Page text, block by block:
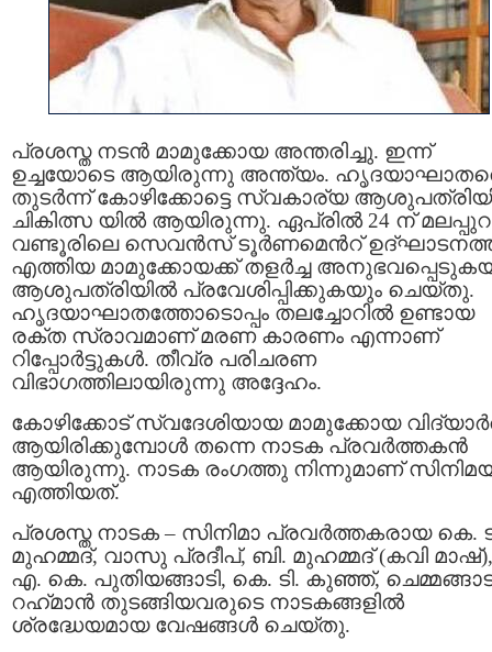
പ്രശസ്ത നടൻ മാമുക്കോയ അന്തരിച്ചു. ഇന്ന്
ഉച്ചയോടെ ആയിരുന്നു അന്ത്യം.
തുടർന്ന് കോഴിക്കോട്ടെ സ്വകാര്യ
ചികിത്സ യിൽ ആയിരുന്നു. ഏപ്രിൽ 24 ന്
വണ്ടൂരിലെ സെവൻസ് ടൂർണമെന്‍റ്
എത്തിയ മാമുക്കോയക്ക് തളര്‍ച്ച
ആശുപത്രിയില്‍ പ്രവേശിപ്പിക്കുകയും ചെയ്തു.
ഹൃദയാഘാതത്തോടൊപ്പം തലച്ചോറില്‍ ഉണ്ടായ
രക്ത സ്രാവമാണ് മരണ കാരണം എന്നാണ്
റിപ്പോര്‍ട്ടുകള്‍. തീവ്ര പരിചരണ
വിഭാഗത്തിലായിരുന്നു അദ്ദേഹം.
കോഴിക്കോട് സ്വദേശിയായ മാമുക്കോയ
ആയിരിക്കുമ്പോൾ തന്നെ നാടക പ്രവർത്തകന്‍
ആയിരുന്നു. നാടക രംഗത്തു നിന്നുമാണ്
എത്തിയത്.
പ്രശസ്ത നാടക – സിനിമാ പ്രവർത്തകരായ കെ.
മുഹമ്മദ്, വാസു പ്രദീപ്, ബി. മുഹമ്മദ് (കവി മാഷ്),
എ. കെ. പുതിയങ്ങാടി, കെ. ടി. കുഞ്ഞ്,
റഹ്‌മാൻ തുടങ്ങിയവരുടെ നാടകങ്ങളിൽ
ശ്രദ്ധേയമായ വേഷങ്ങൾ ചെയ്തു.